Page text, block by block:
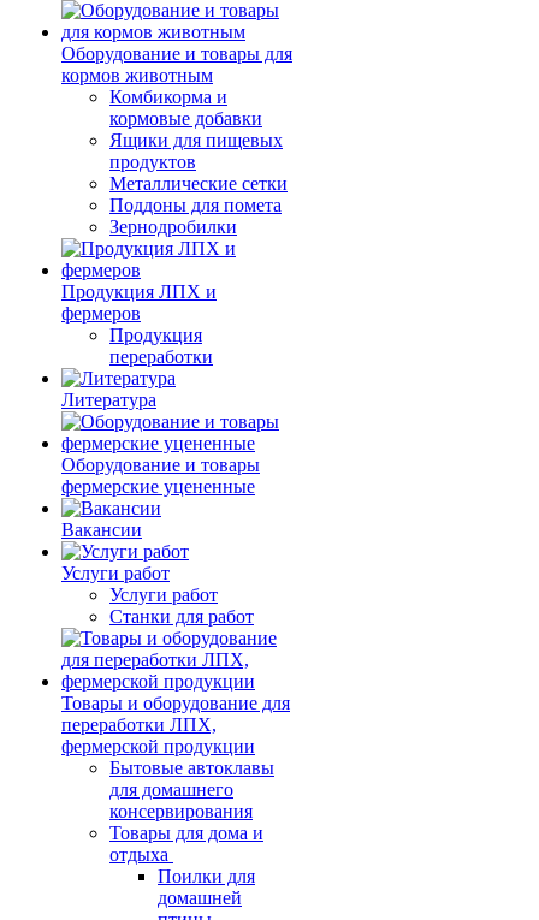
Оборудование и товары для
кормов животным
Комбикорма и
кормовые добавки
Ящики для пищевых
продуктов
Металлические сетки
Поддоны для помета
Зернодробилки
Продукция ЛПХ и
фермеров
Продукция
переработки
Литература
Оборудование и товары
фермерские уцененные
Вакансии
Услуги работ
Услуги работ
Станки для работ
Товары и оборудование для
переработки ЛПХ,
фермерской продукции
Бытовые автоклавы
для домашнего
консервирования
Товары для дома и
отдыха
Поилки для
домашней